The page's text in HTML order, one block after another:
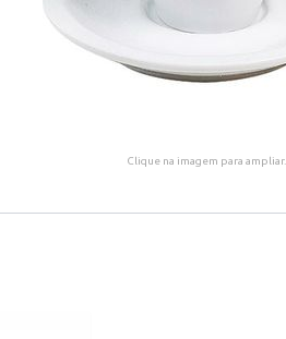
Clique na imagem para ampliar.